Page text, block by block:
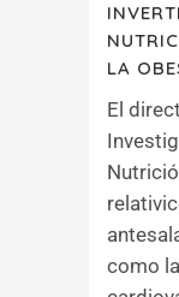
LA
El
como